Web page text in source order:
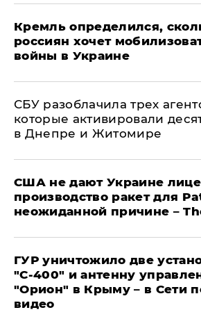
Кремль определился,
россиян хочет
войны в Украине
СБУ разоблачила трех
которые активировали
в Днепре и Житомире
США не дают Украине
производство ракет для
неожиданной причине –
ГУР уничтожило две
"С‑400" и антенну
"Орион" в Крыму – в Сети
видео